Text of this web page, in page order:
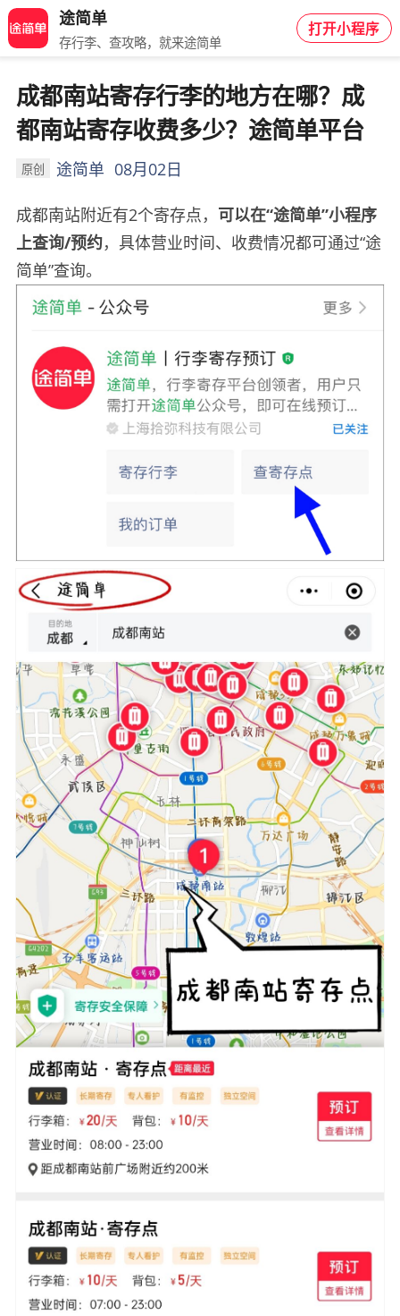
途简单
存行李、查攻略，就来途简单
打开小程序
成都南站寄存行李的地方在哪？成
都南站寄存收费多少？途简单平台
原创 途简单 08月02日
成都南站附近有2个寄存点， 可以在“途简单”小程序
上查询/预约，具体营业时间、收费情况都可通过“途
简单”查询。